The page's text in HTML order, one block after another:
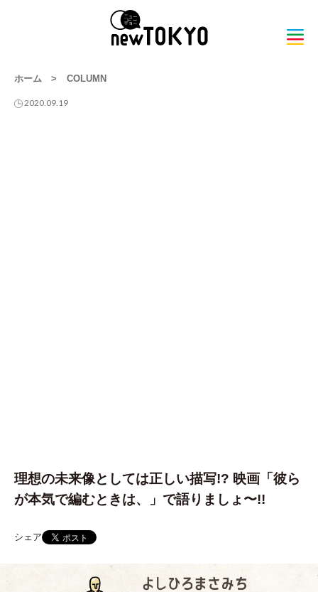
ホーム > COLUMN
2020.09.19
理想の未来像としては正しい描写!? 映画「彼ら
が本気で編むときは、」で語りましょ〜!!
シェア